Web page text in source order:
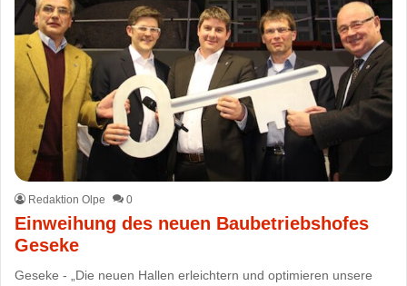
Redaktion Olpe 0
Einweihung des neuen Baubetriebshofes
Geseke
Geseke - „Die neuen Hallen erleichtern und optimieren unsere